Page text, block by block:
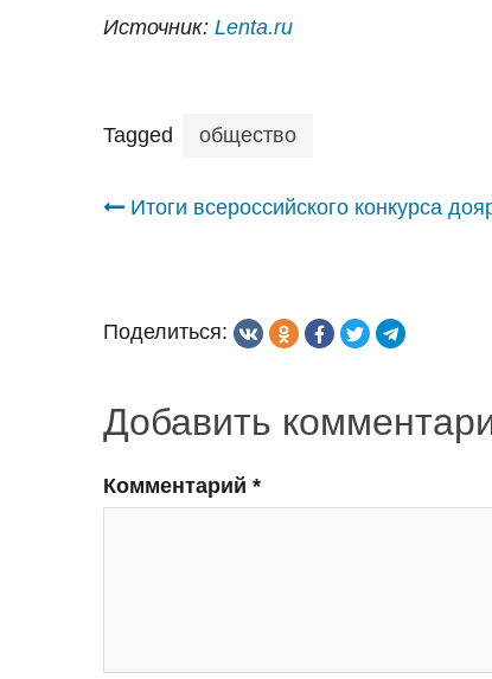
Источник: Lenta.ru
Tagged общество
Навигация
записям
Итоги всероссийского конкурса
Поделиться:
Добавить
Комментарий *